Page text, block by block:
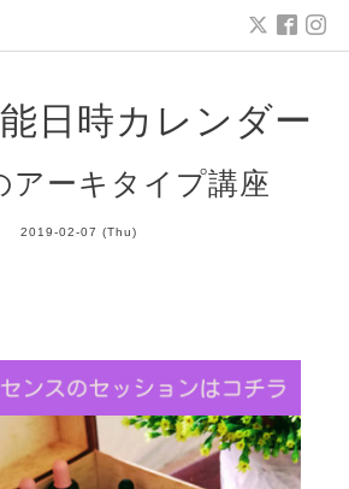
日時カレンダー
アーキタイプ講座
2019-02-07 (Thu)